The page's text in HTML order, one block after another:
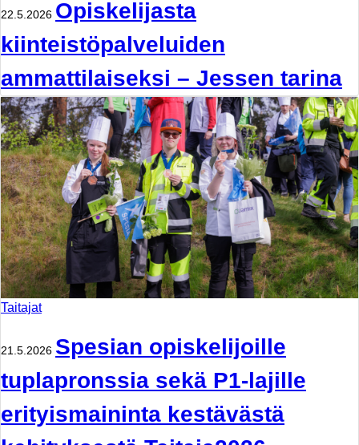
22.5.2026 Opiskelijasta
kiinteistöpalveluiden
ammattilaiseksi – Jessen tarina
Taitajat
21.5.2026 Spesian opiskelijoille
tuplapronssia sekä P1-lajille
erityismaininta kestävästä